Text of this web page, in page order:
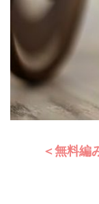
＜無料編